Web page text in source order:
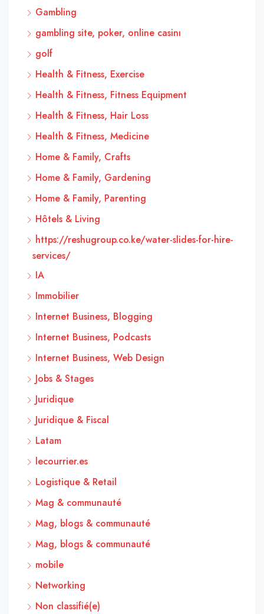
Gambling
gambling site, poker, online casinı
golf
Health & Fitness, Exercise
Health & Fitness, Fitness Equipment
Health & Fitness, Hair Loss
Health & Fitness, Medicine
Home & Family, Crafts
Home & Family, Gardening
Home & Family, Parenting
Hôtels & Living
https://reshugroup.co.ke/water-slides-for-hire-
services/
IA
Immobilier
Internet Business, Blogging
Internet Business, Podcasts
Internet Business, Web Design
Jobs & Stages
Juridique
Juridique & Fiscal
Latam
lecourrier.es
Logistique & Retail
Mag & communauté
Mag, blogs & communauté
Mag, blogs & communauté
mobile
Networking
Non classifié(e)